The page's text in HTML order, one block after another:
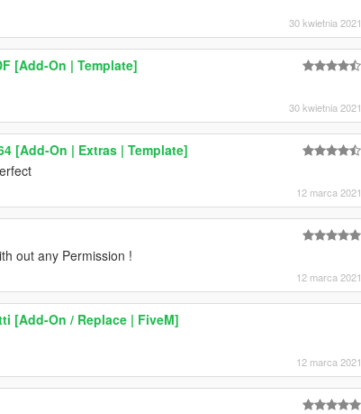
30 kwietnia 2021
[Add-On | Template]
30 kwietnia 2021
[Add-On | Extras | Template]
12 marca 2021
out any Permission !
12 marca 2021
[Add-On / Replace | FiveM]
12 marca 2021